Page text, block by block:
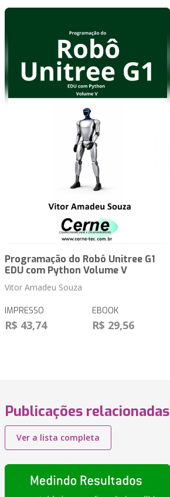
Programação do Robô Unitree G1
EDU com Python Volume V
Vitor Amadeu Souza
IMPRESSO
R$ 43,74
EBOOK
R$ 29,56
Publicações relacionadas
Ver a lista completa